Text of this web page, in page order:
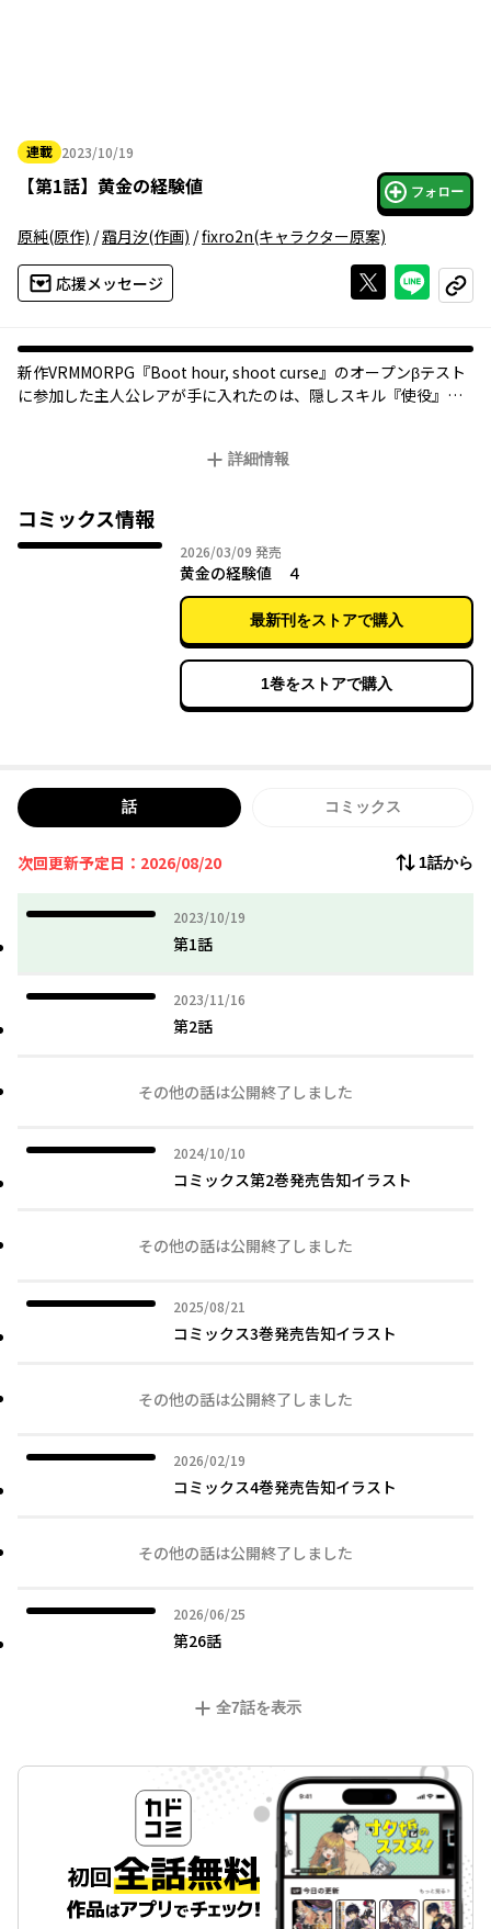
連載 2023/10/19
2023年10月19日
【第1話】 黄金の経験値 フォロー
原純(原作) /霜月汐(作画) /fixro2n(キャラクター原案)
応援メッセージ Xで投稿する
ライン
コピー
新作VRMMORPG『Boot hour, shoot curse』のオープンβテスト
に参加した主人公レアが手に入れたのは、隠しスキル『使役』。
たり、ステータスを上昇させたりするこのゲームにおいて、「眷
『使役』はとんでもないスキルだった。
レアは、『使役』を使って出会ったNPCや魔物を次々眷属化。増
え続ける【経験値】で自身と配下を強化し続けた結果、いつの間
にか「特定災害生物『魔王』」の判定を受けてしまい…!?
詳細情報
コミックス情報
2026/03/09 2026年03月09日
発売
黄金の経験値 ４
最新刊をストアで購入
1巻をストアで購入
話 コミックス
次回更新予定日：2026/08/20 1話から
2023/10/19
2023年10月19日
第1話
2023/11/16
2023年11月16日
第2話
その他の話は公開終了しました
2024/10/10
2024年10月10日
コミックス第2巻発売告知イラスト
その他の話は公開終了しました
2025/08/21
2025年08月21日
コミックス3巻発売告知イラスト
その他の話は公開終了しました
2026/02/19
2026年02月19日
コミックス4巻発売告知イラスト
その他の話は公開終了しました
2026/06/25
2026年06月25日
第26話
全7話を表示